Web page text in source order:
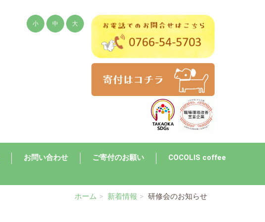
小 中 大
お問い合わせ ご寄付のお願い
COCOLIS coffee
ホーム 新着情報 研修会のお知らせ